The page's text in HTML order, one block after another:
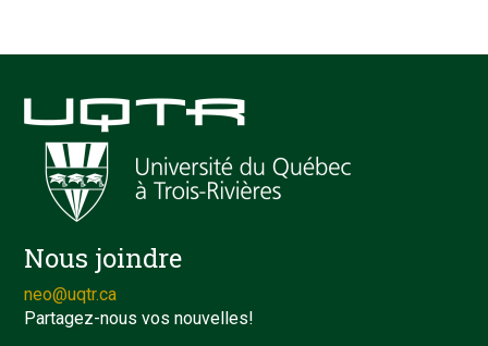
Nous joindre
neo@uqtr.ca
Partagez-nous vos nouvelles!